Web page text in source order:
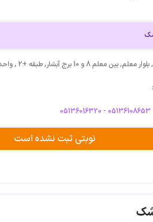
معلم 8 و 10 برج آبشار, طبقه +2 , واحد 204
05136016320 - 05136108653
نوبتی ثبت نشده است